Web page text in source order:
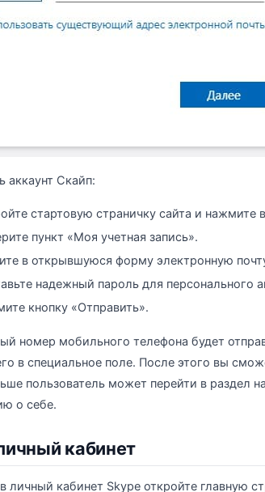
аккаунт Скайп:
стартовую страничку сайта и нажмите
пункт «Моя учетная запись».
в открывшуюся форму электронную
надежный пароль для персонального
кнопку «Отправить».
номер мобильного телефона будет
в специальное поле. После этого вы
пользователь может перейти в раздел
о себе.
кабинет
личный кабинет Skype откройте главную